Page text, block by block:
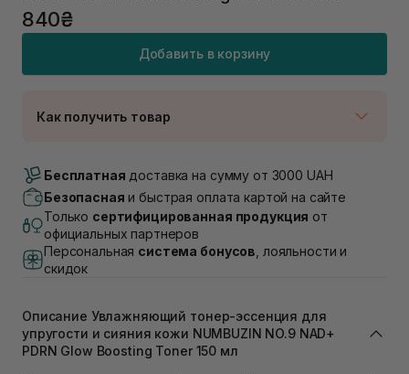
840₴
Добавить в корзину
Как получить товар
Нет в наличии!
Самовывоз г. Луцк, Винниченка 4
Самовывоз г. Львов, ул. Академика Подстригача,
1В (Duck's Lake)
Нет в наличии!
Самовывоз Львов (Ивана Франко 36)
Самовывоз г. Львов ул. Степана Бандеры 43
Нет в наличии!
Самовывоз Ровно
Бесплатная доставка на сумму от 3000 UAH
Безопасная и быстрая оплата картой на сайте
Только сертифицированная продукция от
официальных партнеров
Персональная система бонусов , лояльности и
скидок
Описание Увлажняющий тонер-эссенция для
упругости и сияния кожи NUMBUZIN NO.9 NAD+
PDRN Glow Boosting Toner 150 мл